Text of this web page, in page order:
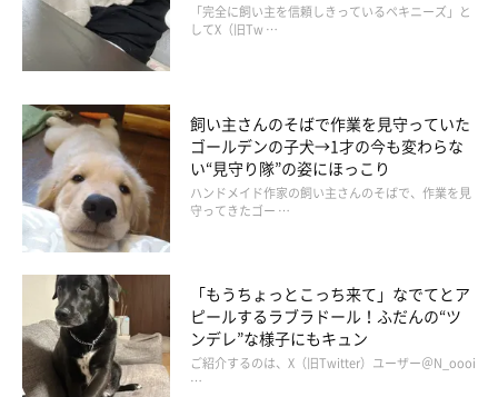
「完全に飼い主を信頼しきっているペキニーズ」と
してX（旧Tw …
飼い主さんのそばで作業を見守っていた
ゴールデンの子犬→1才の今も変わらな
い“見守り隊”の姿にほっこり
ハンドメイド作家の飼い主さんのそばで、作業を見
守ってきたゴー …
「もうちょっとこっち来て」なでてとア
ピールするラブラドール！ふだんの“ツ
ンデレ”な様子にもキュン
ご紹介するのは、X（旧Twitter）ユーザー＠N_oooi
…